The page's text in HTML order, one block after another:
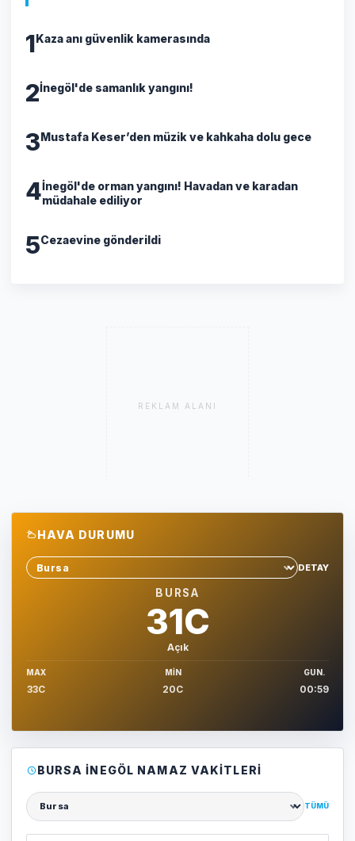
1Kaza anı güvenlik kamerasında
2İnegöl'de samanlık yangını!
3Mustafa Keser’den müzik ve kahkaha dolu gece
4İnegöl'de orman yangını! Havadan ve karadan
müdahale ediliyor
5Cezaevine gönderildi
REKLAM ALANI
HAVA DURUMU
Sehir sec
DETAY
BURSA
31C
Açık
MAX
33C
MIN
20C
GUN.
00:59
BURSA İNEGÖL NAMAZ VAKITLERI
Şehir seçin
TÜMÜ